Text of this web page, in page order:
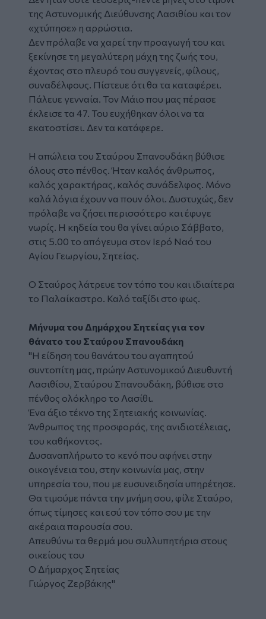
της Αστυνομικής Διεύθυνσης Λασιθίου και τον
«χτύπησε» η αρρώστια.
Δεν πρόλαβε να χαρεί την προαγωγή του και
ξεκίνησε τη μεγαλύτερη μάχη της ζωής του,
έχοντας στο πλευρό του συγγενείς, φίλους,
συναδέλφους. Πίστευε ότι θα τα καταφέρει.
Πάλευε γενναία. Τον Μάιο που μας πέρασε
έκλεισε τα 47. Του ευχήθηκαν όλοι να τα
εκατοστίσει. Δεν τα κατάφερε.
Η απώλεια του Σταύρου Σπανουδάκη βύθισε
όλους στο πένθος. Ήταν καλός άνθρωπος,
καλός χαρακτήρας, καλός συνάδελφος. Μόνο
καλά λόγια έχουν να πουν όλοι. Δυστυχώς, δεν
πρόλαβε να ζήσει περισσότερο και έφυγε
νωρίς. Η κηδεία του θα γίνει αύριο Σάββατο,
στις 5.00 το απόγευμα στον Ιερό Ναό του
Αγίου Γεωργίου, Σητείας.
Ο Σταύρος λάτρευε τον τόπο του και ιδιαίτερα
το Παλαίκαστρο. Καλό ταξίδι στο φως.
Μήνυμα του Δημάρχου Σητείας για τον
θάνατο του Σταύρου Σπανουδάκη
"Η είδηση του θανάτου του αγαπητού
συντοπίτη μας, πρώην Αστυνομικού Διευθυντή
Λασιθίου, Σταύρου Σπανουδάκη, βύθισε στο
πένθος ολόκληρο το Λασίθι.
Ένα άξιο τέκνο της Σητειακής κοινωνίας.
Άνθρωπος της προσφοράς, της ανιδιοτέλειας,
του καθήκοντος.
Δυσαναπλήρωτο το κενό που αφήνει στην
οικογένεια του, στην κοινωνία μας, στην
υπηρεσία του, που με ευσυνειδησία υπηρέτησε.
Θα τιμούμε πάντα την μνήμη σου, φίλε Σταύρο,
όπως τίμησες και εσύ τον τόπο σου με την
ακέραια παρουσία σου.
Απευθύνω τα θερμά μου συλλυπητήρια στους
οικείους του
Ο Δήμαρχος Σητείας
Γιώργος Ζερβάκης"